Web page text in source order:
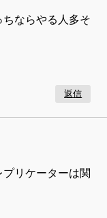
ならやる人多そ
返信
リケーターは関